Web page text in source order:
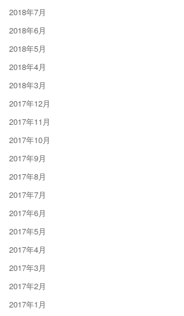
2018年7月
2018年6月
2018年5月
2018年4月
2018年3月
2017年12月
2017年11月
2017年10月
2017年9月
2017年8月
2017年7月
2017年6月
2017年5月
2017年4月
2017年3月
2017年2月
2017年1月